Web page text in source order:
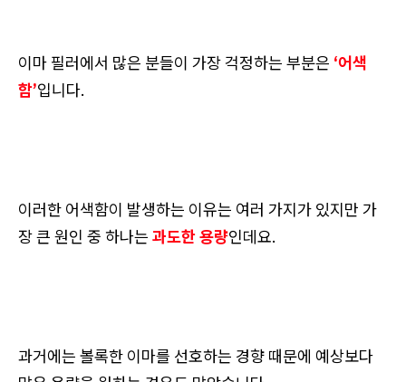
이마 필러에서 많은 분들이 가장 걱정하는 부분은 ‘어색
함’입니다.
이러한 어색함이 발생하는 이유는 여러 가지가 있지만 가
장 큰 원인 중 하나는 과도한 용량인데요.
과거에는 볼록한 이마를 선호하는 경향 때문에 예상보다